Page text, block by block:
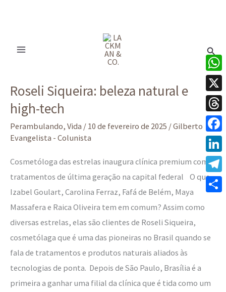
Roseli Siqueira: beleza natural e
high-tech
Perambulando, Vida / 10 de fevereiro de 2025 /Gilberto
Evangelista - Colunista
Cosmetóloga das estrelas inaugura clínica premium com
tratamentos de última geração na capital federal O que
Izabel Goulart, Carolina Ferraz, Fafá de Belém, Maya
Massafera e Raica Oliveira tem em comum? Assim como
diversas estrelas, elas são clientes de Roseli Siqueira,
cosmetólaga que é uma das pioneiras no Brasil quando se
fala de tratamentos e produtos naturais aliados às
tecnologias de ponta. Depois de São Paulo, Brasília é a
primeira a ganhar uma filial da clínica que é tida como um
Siqueira:
beleza
natural
e
tech
X